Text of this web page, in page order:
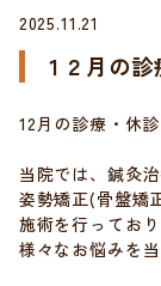
１２月の
2025.11.21
12月の診療・休
当院では、鍼灸
姿勢矯正(骨盤矯
施術を行っており
様々なお悩みを